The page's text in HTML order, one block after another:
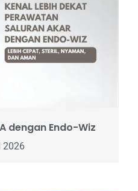
dengan Endo-Wiz
2026